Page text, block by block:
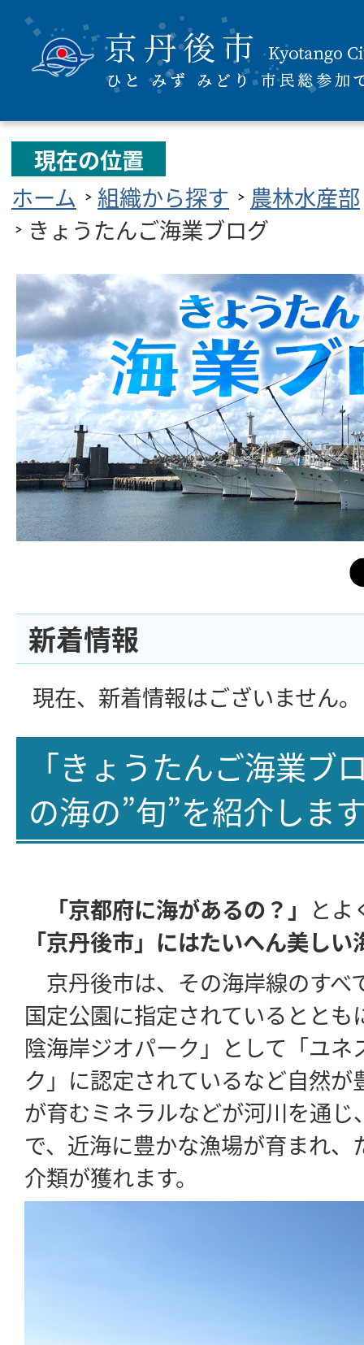
現在の位置
ホーム
組織から探す
農林水産部
きょうたんご海業ブログ
新着情報
現在、新着情報はございません。
「きょうたんご海業ブ
の海の”旬”を紹介しま
「京都府に海があるの？」 とよ
「京丹後市」にはたいへん美し
京丹後市は、その海岸線のすべ
国定公園に指定されているととも
陰海岸ジオパーク」として「ユネ
ク」に認定されているなど自然が
が育むミネラルなどが河川を通
で、近海に豊かな漁場が育まれ
介類が獲れます。